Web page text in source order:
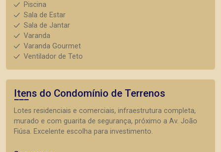
Piscina
Sala de Estar
Sala de Jantar
Varanda
Varanda Gourmet
Ventilador de Teto
Itens do Condomínio de Terrenos
Lotes residenciais e comerciais, infraestrutura completa,
murado e com guarita de segurança, próximo a Av. João
Fiúsa. Excelente escolha para investimento.